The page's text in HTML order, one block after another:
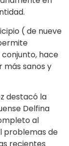
( de nueve
hace
más sanos y
destacó la
Delfina
al
problemas de